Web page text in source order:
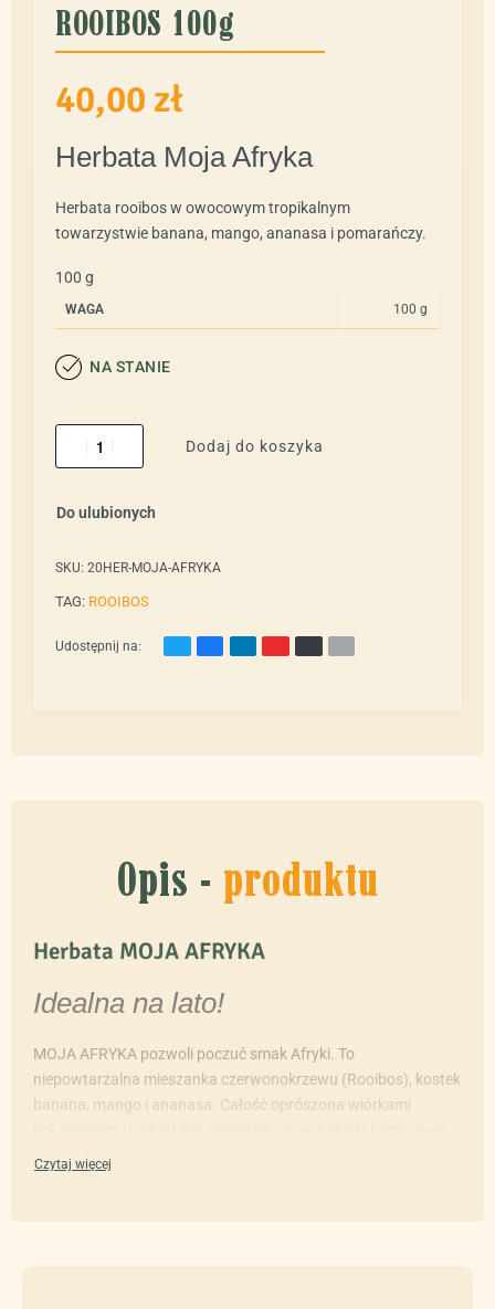
ROOIBOS 100g
40,00 zł
Herbata Moja Afryka
Herbata rooibos w owocowym tropikalnym
towarzystwie banana, mango, ananasa i pomarańczy.
100 g
WAGA 100 g
NA STANIE
Dodaj do koszyka
Do ulubionych
SKU: 20HER-MOJA-AFRYKA
TAG: ROOIBOS
Udostępnij na:
Opis - produktu
Herbata MOJA AFRYKA
Idealna na lato!
MOJA AFRYKA pozwoli poczuć smak Afryki. To
niepowtarzalna mieszanka czerwonokrzewu (Rooibos), kostek
banana, mango i ananasa. Całość oprószona wiórkami
się ze smakiem owoców tropikalnych.